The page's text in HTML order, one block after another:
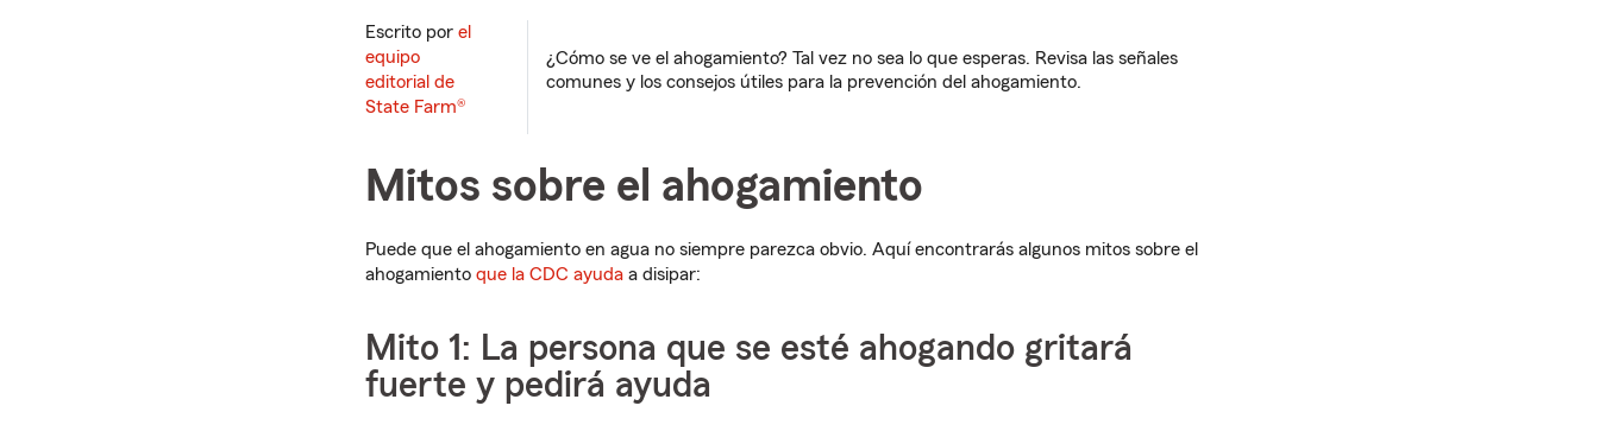
Escrito por el
equipo
editorial de
State Farm®
¿Cómo se ve el ahogamiento? Tal vez no sea lo que esperas. Revisa las señales
comunes y los consejos útiles para la prevención del ahogamiento.
Mitos sobre el ahogamiento
Puede que el ahogamiento en agua no siempre parezca obvio. Aquí encontrarás algunos mitos sobre el
ahogamiento que la CDC ayuda a disipar:
Mito 1: La persona que se esté ahogando gritará
fuerte y pedirá ayuda